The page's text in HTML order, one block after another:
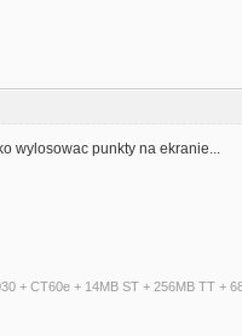
wylosowac punkty na ekranie...
+ CT60e + 14MB ST + 256MB TT +